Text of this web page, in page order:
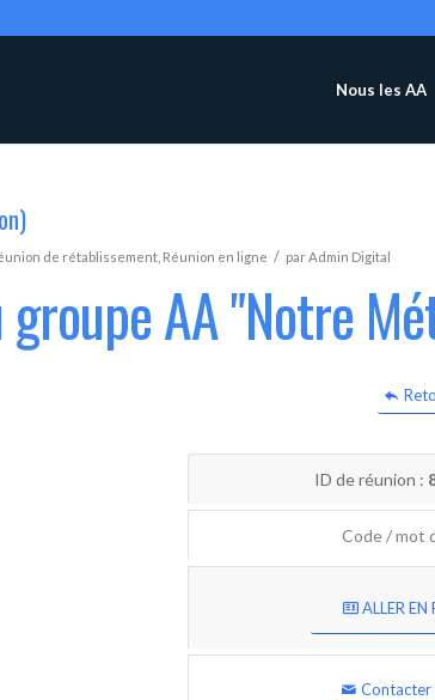
Nous les AA
de rétablissement Réunion en ligne / parAdmin Digital
AA "Notre
ID de réunion :
Code / mot
ALLER EN
Contacter